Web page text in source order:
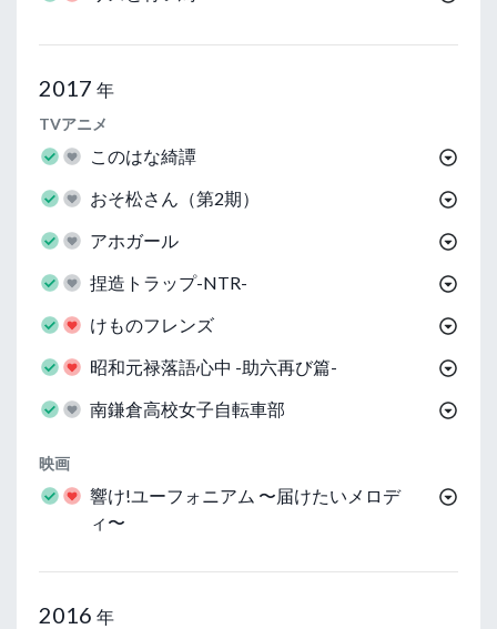
2017 年
TVアニメ
このはな綺譚
おそ松さん（第2期）
アホガール
捏造トラップ-NTR-
けものフレンズ
昭和元禄落語心中 -助六再び篇-
南鎌倉高校女子自転車部
映画
響け!ユーフォニアム 〜届けたいメロデ
ィ〜
2016 年